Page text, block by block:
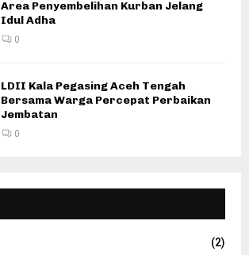
Area Penyembelihan Kurban Jelang
Idul Adha
0
LDII Kala Pegasing Aceh Tengah
Bersama Warga Percepat Perbaikan
Jembatan
0
(2)